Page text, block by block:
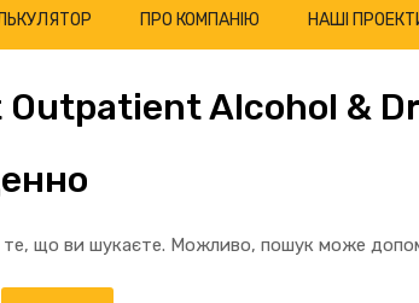
ПРО КОМПАНІЮ НАШІ
Outpatient Alcohol &
що ви шукаєте. Можливо, пошук може